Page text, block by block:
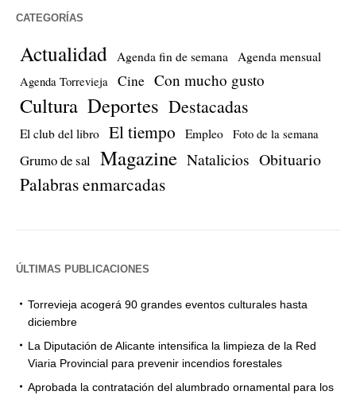
CATEGORÍAS
Actualidad Agenda fin de semana Agenda mensual
Agenda Torrevieja Cine Con mucho gusto
Cultura Deportes Destacadas
El club del libro El tiempo Empleo Foto de la semana
Grumo de sal Magazine Natalicios Obituario
Palabras enmarcadas
ÚLTIMAS PUBLICACIONES
Torrevieja acogerá 90 grandes eventos culturales hasta
diciembre
La Diputación de Alicante intensifica la limpieza de la Red
Viaria Provincial para prevenir incendios forestales
Aprobada la contratación del alumbrado ornamental para los